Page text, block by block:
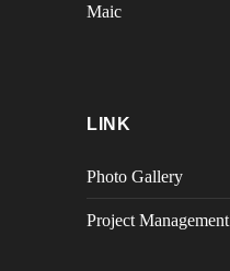
Maic
LINK
Photo Gallery
Project Management